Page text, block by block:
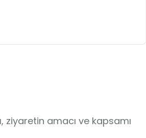
ziyaretin amacı ve kapsamı